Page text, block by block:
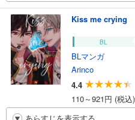
Kiss me crying
BL
BLマンガ
Arinco
4.4
110～921円 (税込)